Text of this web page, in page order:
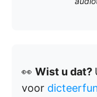
👀 Wist u dat?
voor